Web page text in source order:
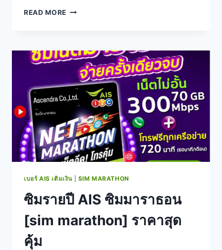
READ MORE
AIS
โปร
เปิด
เบอร์
ใหม่
ถูก
คุ้ม
ค่า
มากๆ
เบอร์ AIS เติมเงิน| SIM MARATHON
ซิมรายปี AIS ซิมมาราธอน
[sim marathon] ราคาสุด
คุ้ม